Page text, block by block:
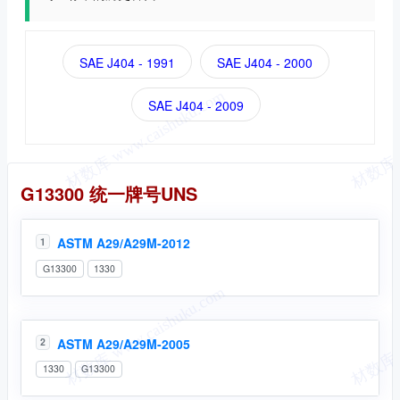
SAE J404 - 1991 SAE J404 - 2000
SAE J404 - 2009
统一牌号
G13300 统一牌号UNS
1 ASTM A29/A29M-2012
G13300 1330
2 ASTM A29/A29M-2005
1330 G13300